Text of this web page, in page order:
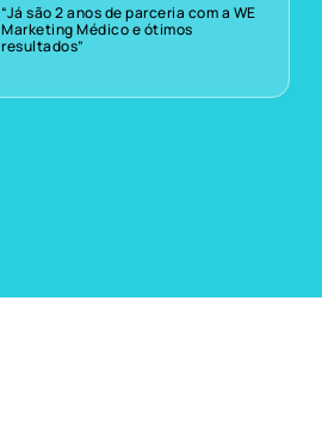
“Já são 2 anos de parceria com a WE
Marketing Médico e ótimos
resultados”